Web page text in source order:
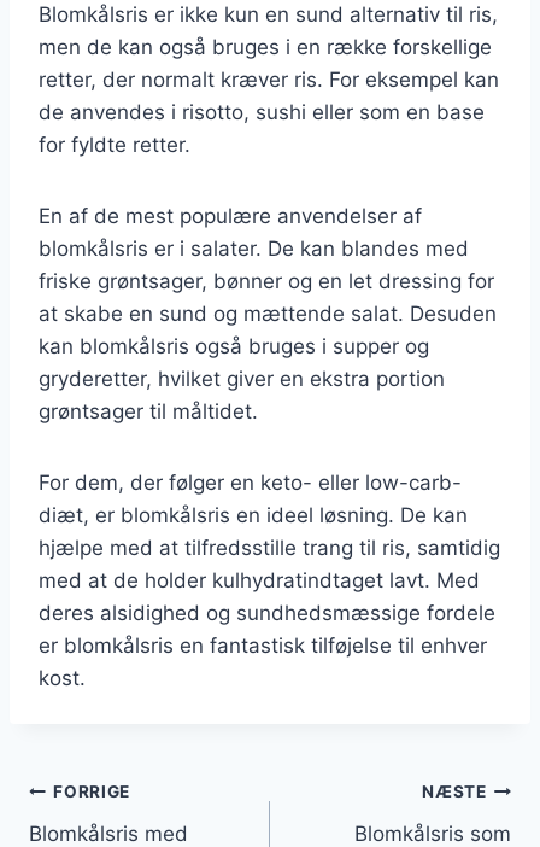
Blomkålsris er ikke kun en sund alternativ til ris,
men de kan også bruges i en række forskellige
retter, der normalt kræver ris. For eksempel kan
de anvendes i risotto, sushi eller som en base
for fyldte retter.
En af de mest populære anvendelser af
blomkålsris er i salater. De kan blandes med
friske grøntsager, bønner og en let dressing for
at skabe en sund og mættende salat. Desuden
kan blomkålsris også bruges i supper og
gryderetter, hvilket giver en ekstra portion
grøntsager til måltidet.
For dem, der følger en keto- eller low-carb-
diæt, er blomkålsris en ideel løsning. De kan
hjælpe med at tilfredsstille trang til ris, samtidig
med at de holder kulhydratindtaget lavt. Med
deres alsidighed og sundhedsmæssige fordele
er blomkålsris en fantastisk tilføjelse til enhver
kost.
Indlægsnavigation
FORRIGE
Blomkålsris med
NÆSTE
Blomkålsris som